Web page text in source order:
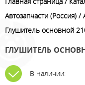
Автозапчасти (Россия)
Глушитель основной
ГЛУШИТЕЛЬ
В наличии: